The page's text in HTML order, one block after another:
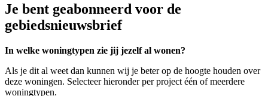
Je bent geabonneerd voor de
gebiedsnieuwsbrief
In welke woningtypen zie jij jezelf al wonen?
Als je dit al weet dan kunnen wij je beter op de hoogte houden over
deze woningen. Selecteer hieronder per project één of meerdere
woningtypen.